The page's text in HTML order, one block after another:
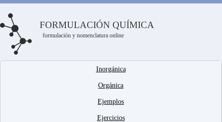
FORMULACIÓN QUÍMICA
formulación y nomenclatura online
Inorgánica
Orgánica
Ejemplos
Ejercicios